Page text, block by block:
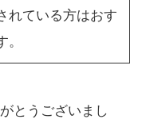
れている方はおす
とうございまし